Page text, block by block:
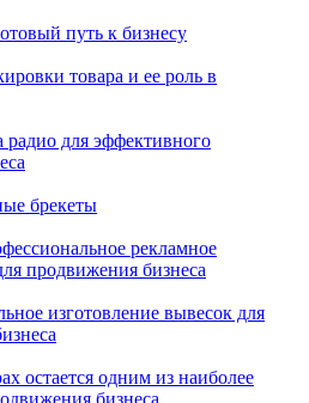
путь к бизнесу
товара и ее роль в
для эффективного
брекеты
рекламное
продвижения бизнеса
изготовление вывесок для
остается одним из наиболее